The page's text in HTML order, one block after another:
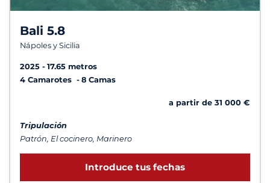
Bali 5.8
Nápoles y Sicilia
2025
17.65 metros
4 Camarotes
8 Camas
a partir de 31 000 €
Tripulación
Patrón, El cocinero, Marinero
Introduce tus fechas